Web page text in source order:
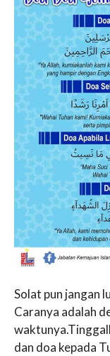
Solat pun jangan
Caranya adalah
dan doa kepada